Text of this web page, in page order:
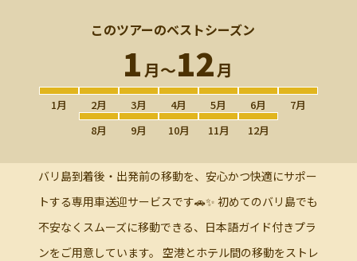
このツアーのベストシーズン
1月〜12月
1月 2月 3月 4月 5月 6月
7月
8月
9月 10月 11月 12月
バリ島到着後・出発前の移動を、安心かつ快適にサポー
トする専用車送迎サービスです🚗✨ 初めてのバリ島でも
不安なくスムーズに移動できる、日本語ガイド付きプラ
ンをご用意しています。 空港とホテル間の移動をストレ